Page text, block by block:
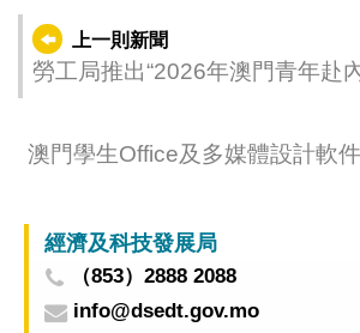
上一則新聞
勞工局推出“2026年澳門青年赴
澳門學生Office及多媒體設計軟
經濟及科技發展局
（853）2888 2088
info@dsedt.gov.mo